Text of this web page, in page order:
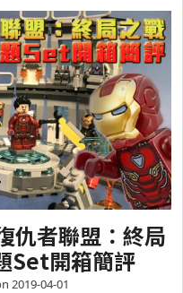
仇者聯盟：終局
Set開箱簡評
2019-04-01